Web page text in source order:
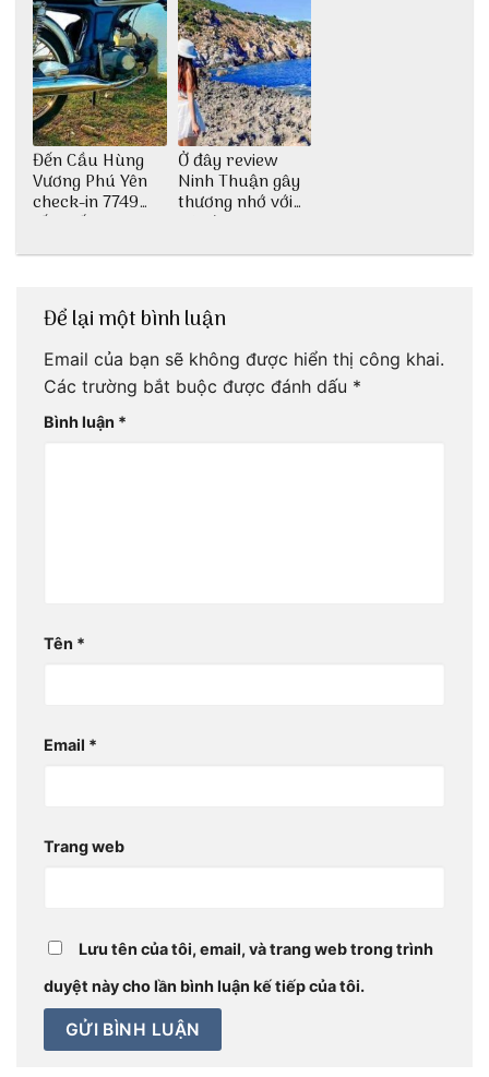
Đến Cầu Hùng
Vương Phú Yên
check-in 7749
tấm sống ảo
Ở đây review
Ninh Thuận gây
thương nhớ với
nét đẹp thiên
Để lại một bình luận
Email của bạn sẽ không được hiển thị công khai.
Các trường bắt buộc được đánh dấu *
Bình luận *
Tên *
Email *
Trang web
Lưu tên của tôi, email, và trang web trong trình
duyệt này cho lần bình luận kế tiếp của tôi.